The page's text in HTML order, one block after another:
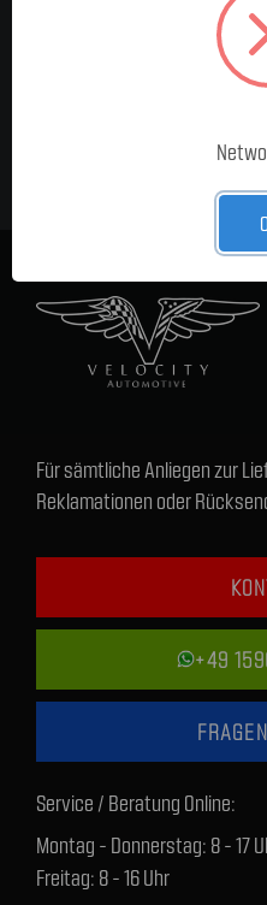
MELDE DICH
Für sämtliche Anliegen zur
Reklamationen oder
+49
Service / Beratung Online:
Montag - Donnerstag: 8 - 17
Freitag: 8 - 16 Uhr